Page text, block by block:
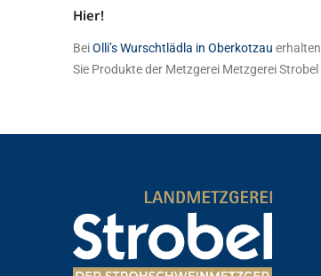
Hier!
BeiOlli’s Wurschtlädla in Oberkotzau erhalten
Sie Produkte der Metzgerei Metzgerei Strobel